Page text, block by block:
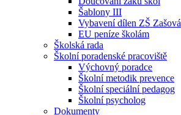
Šablony III
Vybavení dílen ZŠ Zašová
EU peníze školám
Školská rada
Školní poradenské pracoviště
Výchovný poradce
Školní metodik prevence
Školní speciální pedagog
Školní psycholog
Dokumenty